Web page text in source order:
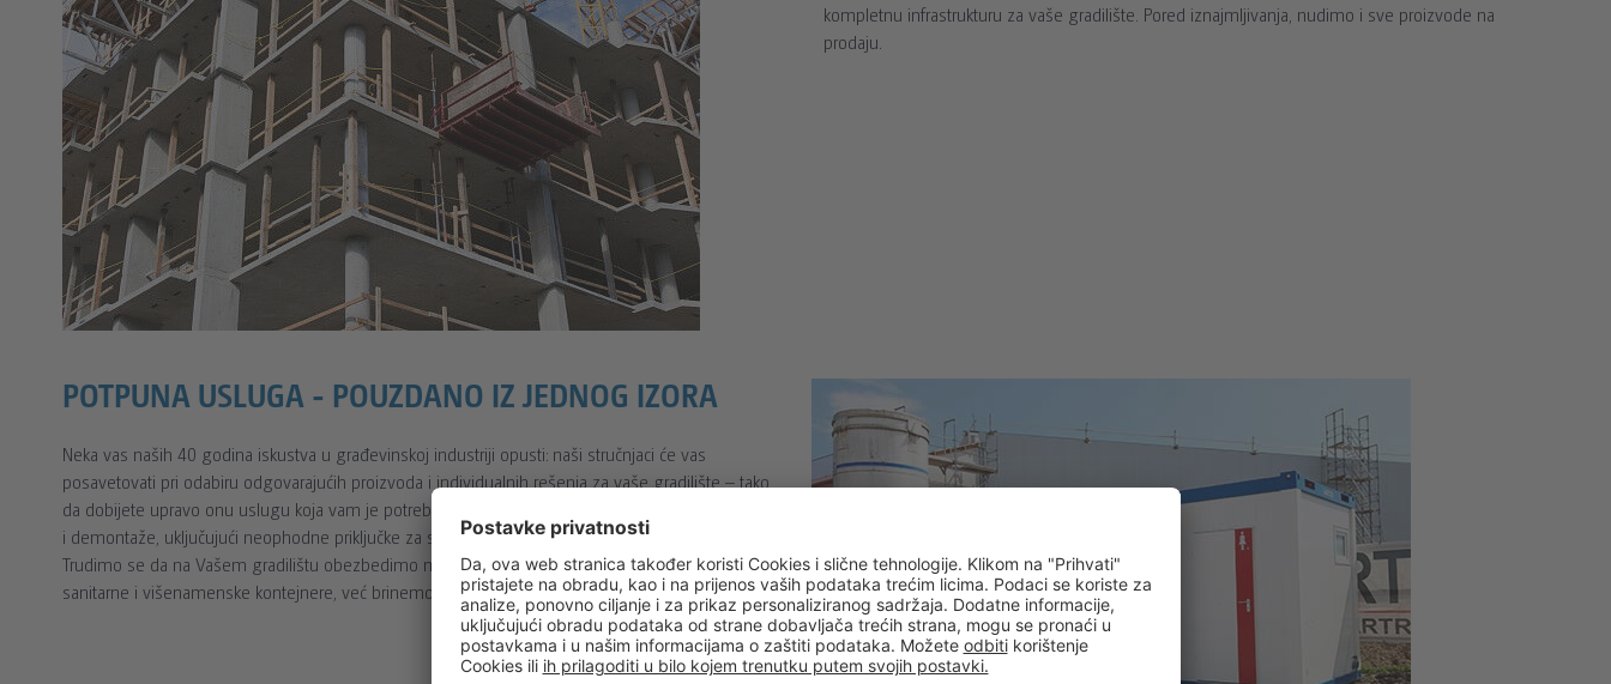
kompletnu infrastrukturu za vaše gradilište. Pored iznajmljivanja, nudimo i sve proizvode na
prodaju.
POTPUNA USLUGA - POUZDANO IZ JEDNOG IZORA
Neka vas naših 40 godina iskustva u građevinskoj industriji opusti: naši stručnjaci će vas
posavetovati pri odabiru odgovarajućih proizvoda i individualnih rešenja za vaše gradilište – tako
da dobijete upravo onu uslugu koja vam je potrebna. Pokriveno je sve: od logistike preko montaže
i demontaže, uključujući neophodne priključke za struju i vodu, do pravilnog odlaganja kanalizacije.
Trudimo se da na Vašem gradilištu obezbedimo maksimalan komfor i čistoću. Ne samo da čistimo
sanitarne i višenamenske kontejnere, već brinemo i o sortiranju otpada i odlaganju.